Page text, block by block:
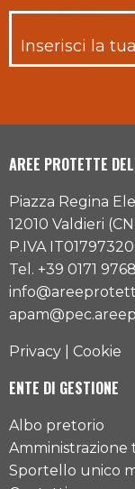
AREE PROTETTE
Piazza Regina
12010 Valdieri
P.IVA
Tel. +39 0171
Privacy Cookie
ENTE DI GESTIONE
Albo pretorio
Amministrazione
Sportello unico